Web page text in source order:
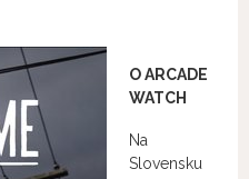
O ARCADE
WATCH
Na
Slovensku